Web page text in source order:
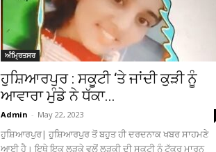
ਅੰਮ੍ਰਿਤਸਰ
ਹੁਸ਼ਿਆਰਪੁਰ : ਸਕੂਟੀ ‘ਤੇ ਜਾਂਦੀ ਕੁੜੀ ਨੂੰ
ਆਵਾਰਾ ਮੁੰਡੇ ਨੇ ਧੱਕਾ...
Admin - May 22, 2023
ਹੁਸ਼ਿਆਰਪੁਰ| ਹੁਸ਼ਿਆਰਪੁਰ ਤੋਂ ਬਹੁਤ ਹੀ ਦਰਦਨਾਕ ਖਬਰ ਸਾਹਮਣੇ
ਆਈ ਹੈ। ਇਥੇ ਇਕ ਲੜਕੇ ਵਲੋਂ ਲੜਕੀ ਦੀ ਸਕੂਟੀ ਨੂੰ ਟੱਕਰ ਮਾਰਨ